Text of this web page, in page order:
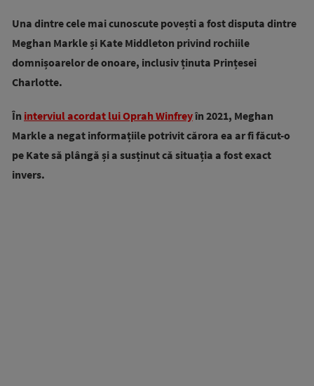
Una dintre cele mai cunoscute povești a fost disputa dintre
Meghan Markle și Kate Middleton privind rochiile
domnișoarelor de onoare, inclusiv ținuta Prințesei
Charlotte.
În interviul acordat lui Oprah Winfreyîn 2021, Meghan
Markle a negat informațiile potrivit cărora ea ar fi făcut-o
pe Kate să plângă și a susținut că situația a fost exact
invers.